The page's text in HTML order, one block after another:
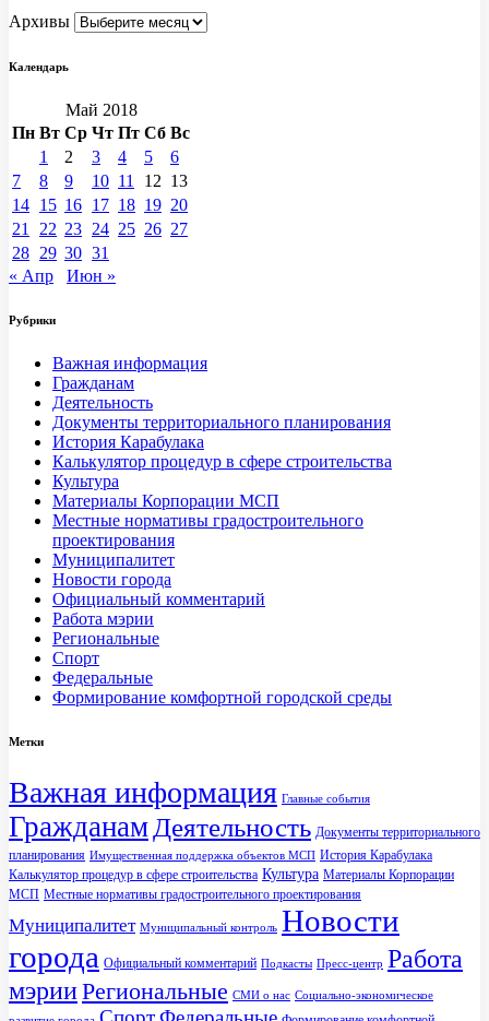
Архивы
Календарь
Май 2018
Пн Вт Ср Чт Пт Сб Вс
1
2 3 4 5
6
7
8 9 10 11 12 13
14 15 16 17 18 19 20
21
22 23 24 25 26 27
28 29 30 31
« Апр
Июн »
Рубрики
Важная информация
Гражданам
Деятельность
Документы территориального планирования
История Карабулака
Калькулятор процедур в сфере строительства
Культура
Материалы Корпорации МСП
Местные нормативы градостроительного
проектирования
Муниципалитет
Новости города
Официальный комментарий
Работа мэрии
Региональные
Спорт
Федеральные
Формирование комфортной городской среды
Метки
Важная информация Главные события
Гражданам Деятельность Документы территориального
планирования Имущественная поддержка объектов МСП История Карабулака
Калькулятор процедур в сфере строительства Культура Материалы Корпорации
МСП Местные нормативы градостроительного проектирования
Муниципалитет Муниципальный контроль Новости
города Официальный комментарий Подкасты Пресс-центр Работа
мэрииРегиональные СМИ о нас Социально-экономическое